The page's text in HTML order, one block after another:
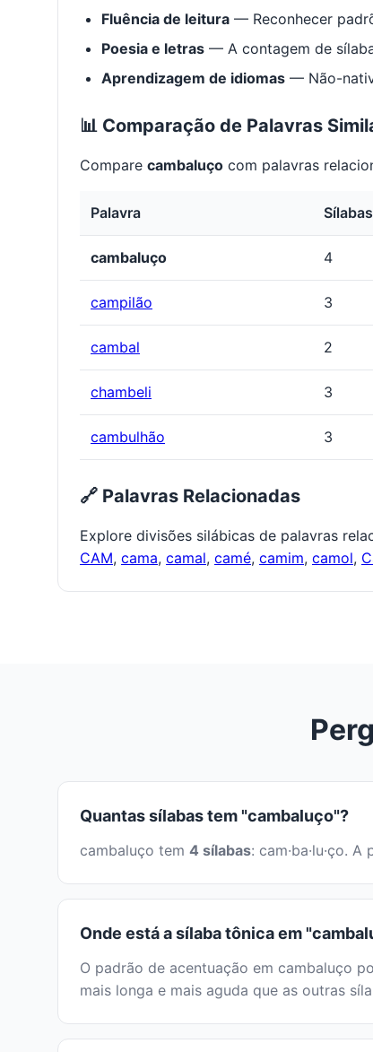
Fluência de leitura — Reconhecer
Poesia e letras — A contagem de
Aprendizagem de idiomas — Não-
📊 Comparação de Palavras
Compare cambaluço com palavras
Palavra Sílabas
cambaluço 4
campilão 3
cambal 2
chambeli 3
cambulhão 3
🔗 Palavras Relacionadas
Explore divisões silábicas de palavras
CAM, cama, camal, camé, camim, camol,
Quantas sílabas tem "cambaluço"?
cambaluço tem 4 sílabas: cam·ba·lu·ço.
Onde está a sílaba tônica em
O padrão de acentuação em cambaluço
mais longa e mais aguda que as outras